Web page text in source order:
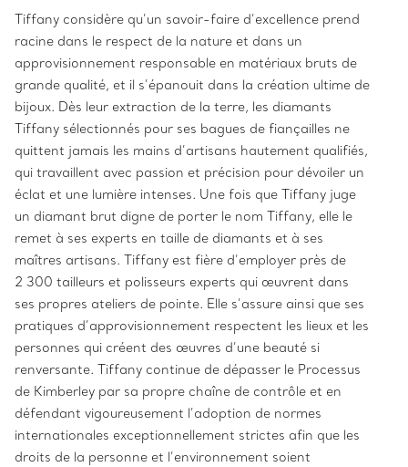
Tiffany considère qu’un savoir-faire d’excellence prend
racine dans le respect de la nature et dans un
approvisionnement responsable en matériaux bruts de
grande qualité, et il s’épanouit dans la création ultime de
bijoux. Dès leur extraction de la terre, les diamants
Tiffany sélectionnés pour ses bagues de fiançailles ne
quittent jamais les mains d’artisans hautement qualifiés,
qui travaillent avec passion et précision pour dévoiler un
éclat et une lumière intenses. Une fois que Tiffany juge
un diamant brut digne de porter le nom Tiffany, elle le
remet à ses experts en taille de diamants et à ses
maîtres artisans. Tiffany est fière d’employer près de
2 300 tailleurs et polisseurs experts qui œuvrent dans
ses propres ateliers de pointe. Elle s’assure ainsi que ses
pratiques d’approvisionnement respectent les lieux et les
personnes qui créent des œuvres d’une beauté si
renversante. Tiffany continue de dépasser le Processus
de Kimberley par sa propre chaîne de contrôle et en
défendant vigoureusement l’adoption de normes
internationales exceptionnellement strictes afin que les
droits de la personne et l’environnement soient